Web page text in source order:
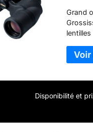
Grand
web
Disponibilité et